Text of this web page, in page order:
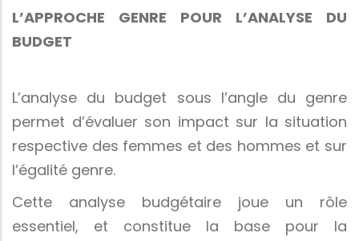
L’APPROCHE GENRE POUR L’ANALYSE DU
BUDGET
L’analyse du budget sous l’angle du genre
permet d’évaluer son impact sur la situation
respective des femmes et des hommes et sur
l’égalité genre.
Cette analyse budgétaire joue un rôle
essentiel, et constitue la base pour la